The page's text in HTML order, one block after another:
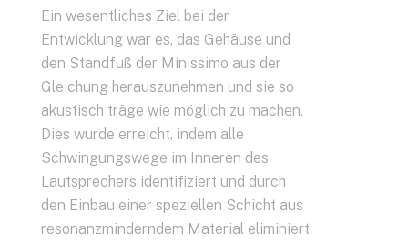
Ein wesentliches Ziel bei der
Entwicklung war es, das Gehäuse und
den Standfuß der Minissimo aus der
Gleichung herauszunehmen und sie so
akustisch träge wie möglich zu machen.
Dies wurde erreicht, indem alle
Schwingungswege im Inneren des
Lautsprechers identifiziert und durch
den Einbau einer speziellen Schicht aus
resonanzminderndem Material eliminiert